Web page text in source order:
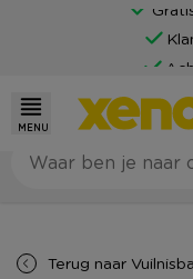
MENU
Terug naar